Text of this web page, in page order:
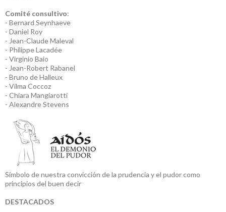
Comité consultivo:
- Bernard Seynhaeve
- Daniel Roy
- Jean-Claude Maleval
- Philippe Lacadée
- Virginio Baio
- Jean-Robert Rabanel
- Bruno de Halleux
- Vilma Coccoz
- Chiara Mangiarotti
- Alexandre Stevens
Símbolo de nuestra convicción de la prudencia y el pudor como
principios del buen decir
DESTACADOS